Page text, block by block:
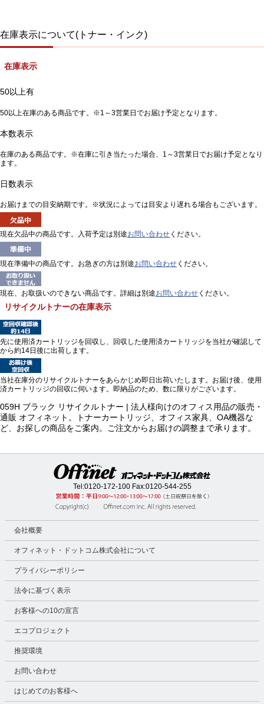
在庫表示について(トナー・インク)
在庫表示
50以上有
50以上在庫のある商品です。※1～3営業日でお届け予定となります。
本数表示
在庫のある商品です。※在庫に引き当たった場合、1～3営業日でお届け予定となり
ます。
日数表示
お届けまでの目安納期です。※状況によっては目安より遅れる場合もございます。
現在欠品中の商品です。入荷予定は別途お問い合わせ ください。
現在準備中の商品です。お急ぎの方は別途お問い合わせ ください。
現在、お取扱いのできない商品です。詳細は別途お問い合わせ ください。
リサイクルトナーの在庫表示
先に使用済カートリッジを回収し、回収した使用済カートリッジを当社が確認して
から約14日後に出荷します。
当社在庫分のリサイクルトナーをあらかじめ即日出荷いたします。お届け後、使用
済カートリッジの回収に伺います。即納品のため、数に限りがございます。
059H ブラック リサイクルトナー | 法人様向けのオフィス用品の販売・
通販 オフィネット。トナーカートリッジ、オフィス家具、OA機器な
ど、お探しの商品をご案内。ご注文からお届けの調整まで承ります。
Tel:0120-172-100Fax:0120-544-255
会社概要
オフィネット・ドットコム株式会社について
プライバシーポリシー
法令に基づく表示
お客様への10の宣言
エコプロジェクト
推奨環境
お問い合わせ
はじめてのお客様へ